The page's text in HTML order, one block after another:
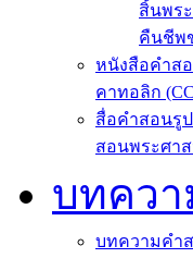
สิ้นพร
คืนชีพ
หนังสือคำส
คาทอลิก
สื่อคำสอนรู
สอนพระศา
บทควา
บทความคำ